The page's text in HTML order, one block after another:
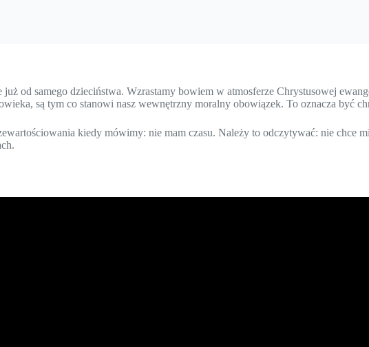
od samego dzieciństwa. Wzrastamy bowiem w atmosferze Chrystusowej
są tym co stanowi nasz wewnętrzny moralny obowiązek. To oznacza być
kiedy mówimy: nie mam czasu. Należy to odczytywać: nie chce